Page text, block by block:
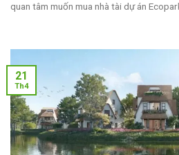
quan tâm muốn mua nhà tài dự án Ecopark
21
Th4